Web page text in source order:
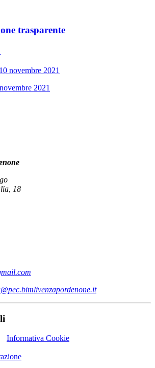
trasparente
novembre 2021
2021
18
Informativa Cookie